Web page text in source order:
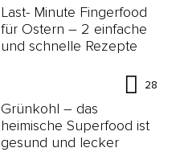
Last- Minute Fingerfood
für Ostern – 2 einfache
und schnelle Rezepte
28
Grünkohl – das
heimische Superfood ist
gesund und lecker